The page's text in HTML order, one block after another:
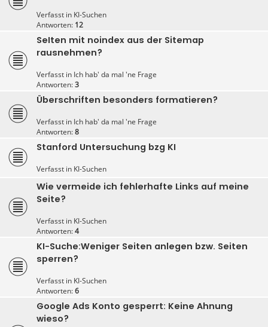
Verfasst in KI-Suchen
Antworten: 12
SeIten mit noindex aus der Sitemap
rausnehmen?
Verfasst in Ich hab' da mal 'ne Frage
Antworten:3
Überschriften besonders formatieren?
Verfasst in Ich hab' da mal 'ne Frage
Antworten:8
Stanford Untersuchung bzg KI
Verfasst in KI-Suchen
Wie vermeide ich fehlerhafte Links auf meine
Seite?
Verfasst in KI-Suchen
Antworten:4
KI-Suche:Weniger Seiten anlegen bzw. Seiten
sperren?
Verfasst in KI-Suchen
Antworten:6
Google Ads Konto gesperrt: Keine Ahnung
wieso?